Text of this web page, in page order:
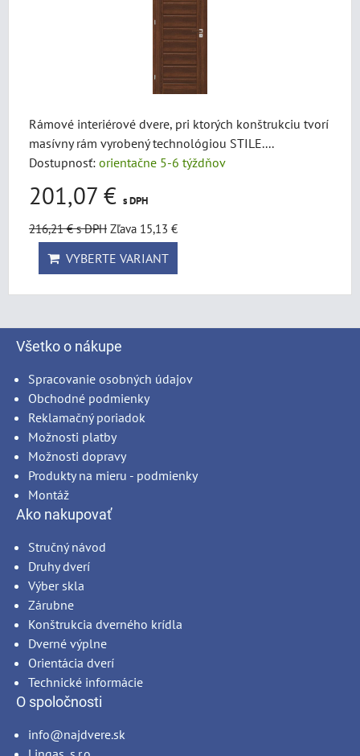
Rámové interiérové dvere, pri ktorých konštrukciu tvorí
masívny rám vyrobený technológiou STILE....
Dostupnosť: orientačne 5-6 týždňov
201,07 € s DPH
216,21 €s DPH Zľava 15,13 €
VYBERTE VARIANT
Všetko o nákupe
Spracovanie osobných údajov
Obchodné podmienky
Reklamačný poriadok
Možnosti platby
Možnosti dopravy
Produkty na mieru - podmienky
Montáž
Ako nakupovať
Stručný návod
Druhy dverí
Výber skla
Zárubne
Konštrukcia dverného krídla
Dverné výplne
Orientácia dverí
Technické informácie
O spoločnosti
info@najdvere.sk